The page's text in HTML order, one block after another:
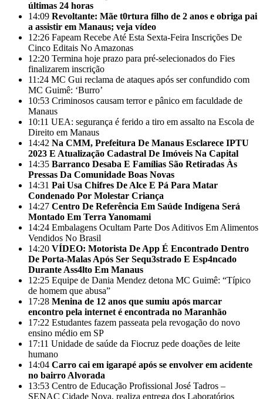
últimas 24 horas
14:09 Revoltante: Mãe t0rtura filho de 2 anos e obriga pai
a assistir em Manaus; veja vídeo
12:26 Fapeam Recebe Até Esta Sexta-Feira Inscrições De
Cinco Editais No Amazonas
12:20 Termina hoje prazo para pré-selecionados do Fies
finalizarem inscrição
11:24 MC Gui reclama de ataques após ser confundido com
MC Guimê: ‘Burro’
10:53 Criminosos causam terror e pânico em faculdade de
Manaus
10:11 UEA: segurança é ferido a tiro em assalto na Escola de
Direito em Manaus
14:42 Na CMM, Prefeitura De Manaus Esclarece IPTU
2023 E Atualização Cadastral De Imóveis Na Capital
14:35 Barranco Desaba E Famílias São Retiradas Às
Pressas Da Comunidade Boas Novas
14:31 Pai Usa Chifres De Alce E Pá Para Matar
Condenado Por Molestar Criança
14:27 Centro De Referência Em Saúde Indígena Será
Montado Em Terra Yanomami
14:24 Embalagens Ocultam Parte Dos Aditivos Em Alimentos
Vendidos No Brasil
14:20 VÍDEO: Motorista De App É Encontrado Dentro
De Porta-Malas Após Ser Sequ3strado E Esp4ncado
Durante Ass4lto Em Manaus
12:25 Equipe de Dania Mendez detona MC Guimê: “Típico
de homem que abusa”
17:28 Menina de 12 anos que sumiu após marcar
encontro pela internet é encontrada no Maranhão
17:22 Estudantes fazem passeata pela revogação do novo
ensino médio em SP
17:11 Unidade de saúde da Fiocruz pede doações de leite
humano
14:04 Carro cai em igarapé após se envolver em acidente
no bairro Alvorada
13:53 Centro de Educação Profissional José Tadros –
SENAC Cidade Nova, realiza entrega dos Laboratórios